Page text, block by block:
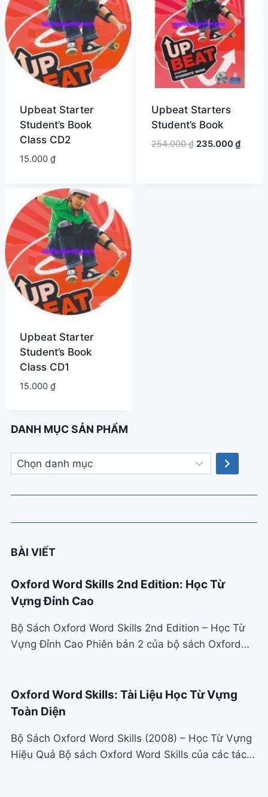
Upbeat Starter
Student’s Book
Class CD2
15.000 ₫
Upbeat Starters
Student’s Book
254.000₫ Giá
235.000₫Giá
Upbeat Starter
Student’s Book
Class CD1
15.000 ₫
DANH MỤC SẢN PHẨM
Chọn
danh
mục
BÀI VIẾT
Oxford Word Skills 2nd Edition: Học Từ
Vựng Đỉnh Cao
Bộ Sách Oxford Word Skills 2nd Edition – Học Từ
Vựng Đỉnh Cao Phiên bản 2 của bộ sách Oxford…
Oxford Word Skills: Tài Liệu Học Từ Vựng
Toàn Diện
Bộ Sách Oxford Word Skills (2008) – Học Từ Vựng
Hiệu Quả Bộ sách Oxford Word Skills của các tác…